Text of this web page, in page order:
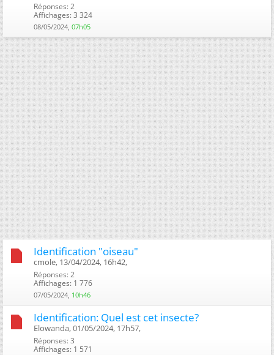
Réponses: 2
Affichages: 3 324
08/05/2024, 07h05
Identification "oiseau"
cmole, 13/04/2024, 16h42, ‎
Réponses: 2
Affichages: 1 776
07/05/2024, 10h46
Identification: Quel est cet insecte?
Elowanda, 01/05/2024, 17h57, ‎
Réponses: 3
Affichages: 1 571